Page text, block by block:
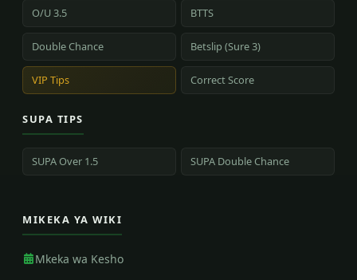
O/U 3.5 BTTS
Double Chance Betslip (Sure 3)
VIP Tips Correct Score
SUPA TIPS
SUPA Over 1.5 SUPA Double Chance
MIKEKA YA WIKI
Mkeka wa Kesho